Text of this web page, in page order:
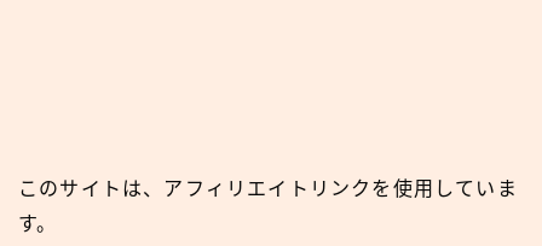
このサイトは、アフィリエイトリンクを使用していま
す。